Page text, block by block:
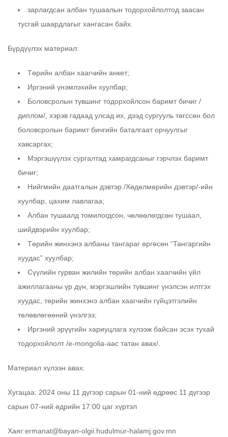
зарлагдсан албан тушаалын тодорхойлолтод заасан
тусгай шаардлагыг хангасан байх.
Бүрдүүлэх материал:
Төрийн албан хаагчийн анкет;
Иргэний үнэмлэхийн хуулбар;
Боловсролын түвшинг тодорхойлсон баримт бичиг /
диплом/, хэрэв гадаад улсад их, дээд сургууль төгссөн бол
боловсролын баримт бичгийн баталгаат орчуулгыг
хавсаргах;
Мэргэшүүлэх сургалтад хамрагдсаныг гэрчлэх баримт
бичиг;
Нийгмийн даатгалын дэвтэр /Хөдөлмөрийн дэвтэр/-ийн
хуулбар, цахим лавлагаа;
Албан тушаалд томилогдсон, чөлөөлөгдсөн тушаал,
шийдвэрийн хуулбар;
Төрийн жинхэнэ албаны тангараг өргөсөн “Тангаргийн
хуудас” хуулбар;
Сүүлийн гурван жилийн төрийн албан хаагчийн үйл
ажиллагааны үр дүн, мэргэшлийн түвшинг үнэлсэн илтгэх
хуудас, төрийн жинхэнэ албан хаагчийн гүйцэтгэлийн
төлөвлөгөөний үнэлгээ;
Иргэний эрүүгийн хариуцлага хүлээж байсан эсэх тухай
тодорхойлолт /e-mongolia-аас татан авах/.
Материал хүлээн авах:
Хугацаа: 2024 оны 11 дүгээр сарын 01-ний өдрөөс 11 дүгээр
сарын 07-ний өдрийн 17:00 цаг хүртэл
Хаяг:ermanat@bayan-olgii.hudulmur-halamj.gov.mn